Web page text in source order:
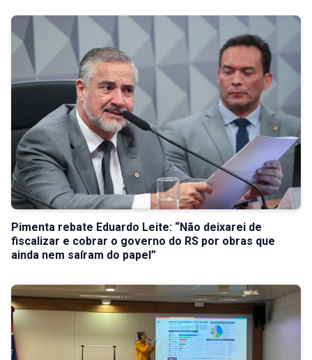
Pimenta rebate Eduardo Leite: “Não deixarei de
fiscalizar e cobrar o governo do RS por obras que
ainda nem saíram do papel”